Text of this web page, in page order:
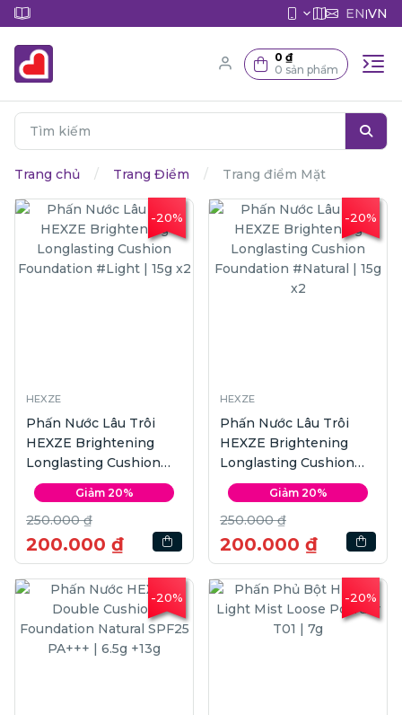
EN|VN
0 ₫
0 sản phẩm
Trang chủ Trang Điểm Trang điểm Mặt
-20%
HEXZE
Phấn Nước Lâu Trôi
HEXZE Brightening
Longlasting Cushion
Foundation #Light | 15g
x2
Giảm 20%
250.000 ₫
200.000 ₫
-20%
HEXZE
Phấn Nước Lâu Trôi
HEXZE Brightening
Longlasting Cushion
Foundation #Natural |
15g x2
Giảm 20%
250.000 ₫
200.000 ₫
-20% -20%